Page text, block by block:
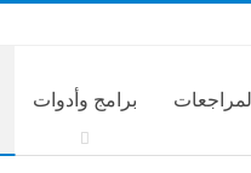
برامج وأدوات